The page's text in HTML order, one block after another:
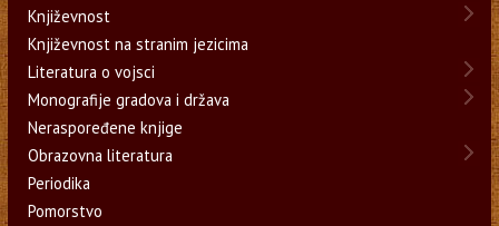
Književnost
Književnost na stranim jezicima
Literatura o vojsci
Monografije gradova i država
Neraspoređene knjige
Obrazovna literatura
Periodika
Pomorstvo